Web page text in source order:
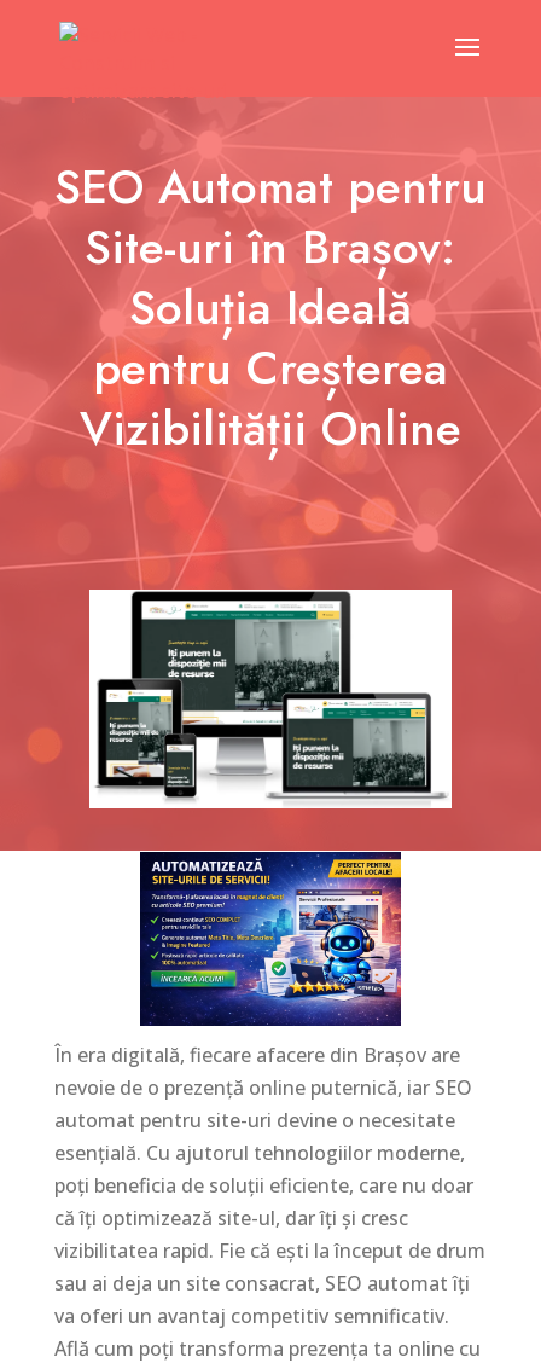
SEO Automat pentru
Site-uri în Brașov:
Soluția Ideală
pentru Creșterea
Vizibilității Online
În era digitală, fiecare afacere din Brașov are
nevoie de o prezență online puternică, iar SEO
automat pentru site-uri devine o necesitate
esențială. Cu ajutorul tehnologiilor moderne,
poți beneficia de soluții eficiente, care nu doar
că îți optimizează site-ul, dar îți și cresc
vizibilitatea rapid. Fie că ești la început de drum
sau ai deja un site consacrat, SEO automat îți
va oferi un avantaj competitiv semnificativ.
Află cum poți transforma prezența ta online cu